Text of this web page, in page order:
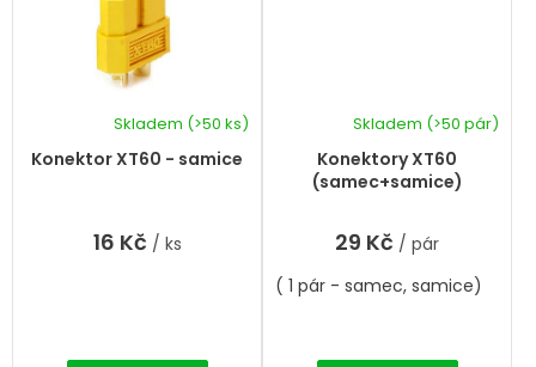
Konektor XT60 - samice
Skladem (>50 ks)
16 Kč / ks
Konektory XT60
(samec+samice)
Skladem (>50 pár)
29 Kč / pár
( 1 pár - samec, samice)